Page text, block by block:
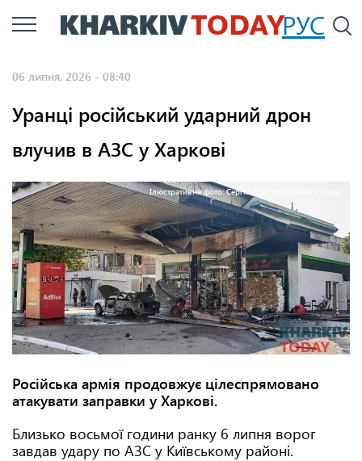
Перейти
до
РУС
06 липня, 2026 - 08:40
Уранці російський ударний дрон
влучив в АЗС у Харкові
Ілюстративне фото: Cергій Козлов/KHARKIV Today
Російська армія продовжує цілеспрямовано
атакувати заправки у Харкові.
Близько восьмої години ранку 6 липня ворог
завдав удару по АЗС у Київському районі.